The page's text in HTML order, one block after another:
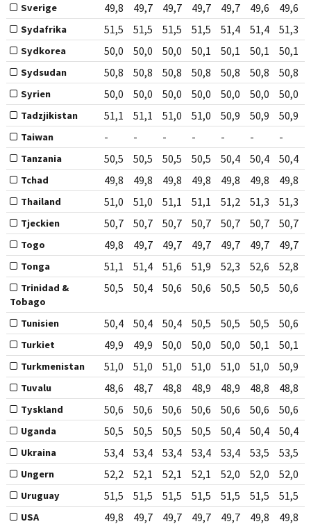
Sverige 49,8 49,7 49,7 49,7 49,7 49,6 49,6
Sydafrika 51,5 51,5 51,5 51,5 51,4 51,4 51,3
Sydkorea 50,0 50,0 50,0 50,1 50,1 50,1 50,1
Sydsudan 50,8 50,8 50,8 50,8 50,8 50,8 50,8
Syrien 50,0 50,0 50,0 50,0 50,0 50,0 50,0
Tadzjikistan 51,1 51,1 51,0 51,0 50,9 50,9 50,9
Taiwan - - - - - - -
Tanzania 50,5 50,5 50,5 50,5 50,4 50,4 50,4
Tchad 49,8 49,8 49,8 49,8 49,8 49,8 49,8
Thailand 51,0 51,0 51,1 51,1 51,2 51,3 51,3
Tjeckien 50,7 50,7 50,7 50,7 50,7 50,7 50,7
Togo 49,8 49,7 49,7 49,7 49,7 49,7 49,7
Tonga 51,1 51,4 51,6 51,9 52,3 52,6 52,8
Trinidad &
Tobago
50,5 50,4 50,6 50,6 50,5 50,5 50,6
Tunisien 50,4 50,4 50,4 50,5 50,5 50,5 50,6
Turkiet 49,9 49,9 50,0 50,0 50,0 50,1 50,1
Turkmenistan 51,0 51,0 51,0 51,0 51,0 51,0 50,9
Tuvalu 48,6 48,7 48,8 48,9 48,9 48,8 48,8
Tyskland 50,6 50,6 50,6 50,6 50,6 50,6 50,6
Uganda 50,5 50,5 50,5 50,5 50,4 50,4 50,4
Ukraina 53,4 53,4 53,4 53,4 53,4 53,5 53,5
Ungern 52,2 52,1 52,1 52,1 52,0 52,0 52,0
Uruguay 51,5 51,5 51,5 51,5 51,5 51,5 51,5
USA 49,8 49,7 49,7 49,7 49,7 49,8 49,8